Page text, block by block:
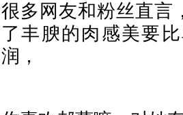
很多网友和粉丝直言
了丰腴的肉感美要
润，